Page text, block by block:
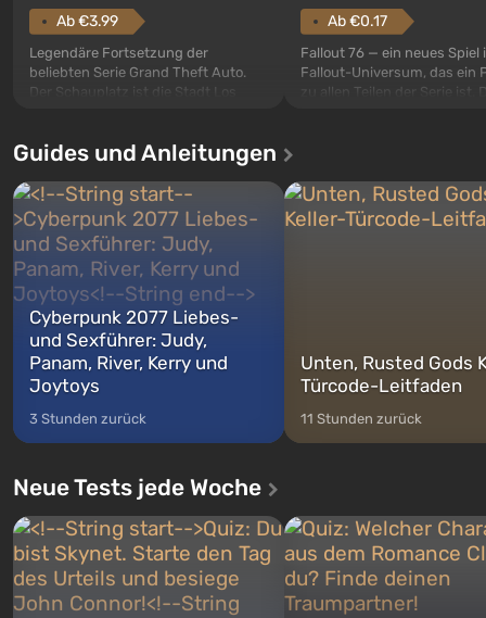
Ab €3.99
Legendäre Fortsetzung der
beliebten Serie Grand Theft Auto.
Der Schauplatz ist die Stadt Los
ersten Mal erzählt das Spiel die
Geschichte von drei Charakteren:
Michael, Trevor und Franklin,
zwischen denen Sie jederzeit
wechse...
Ab €0.17
Fallout 76 — ein neues Spiel
Fallout-Universum, das ein
zu allen Teilen der Serie ist.
nach dem Abwurf von
auf Amerika geöffnet wird.
Guides und Anleitungen
Cyberpunk 2077 Liebes-
und Sexführer: Judy,
Panam, River, Kerry und
Joytoys
3 Stunden zurück
Unten, Rusted Gods
Türcode-Leitfaden
11 Stunden zurück
Neue Tests jede Woche